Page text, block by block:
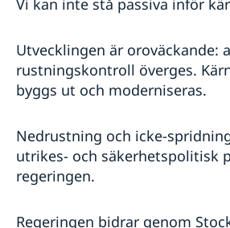
Vi kan inte stå passiva inför
Utvecklingen är oroväckande:
rustningskontroll överges.
byggs ut och moderniseras.
Nedrustning och icke-
utrikes- och säkerhetspolitisk
regeringen.
Regeringen bidrar genom